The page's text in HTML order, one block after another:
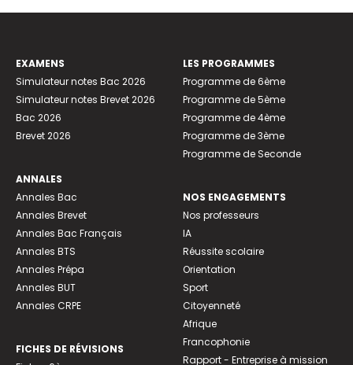
EXAMENS
Simulateur notes Bac 2026
Simulateur notes Brevet 2026
Bac 2026
Brevet 2026
ANNALES
Annales Bac
Annales Brevet
Annales Bac Français
Annales BTS
Annales Prépa
Annales BUT
Annales CRPE
FICHES DE RÉVISIONS
LES PROGRAMMES
Programme de 6ème
Programme de 5ème
Programme de 4ème
Programme de 3ème
Programme de Seconde
NOS ENGAGEMENTS
Nos professeurs
IA
Réussite scolaire
Orientation
Sport
Citoyenneté
Afrique
Francophonie
Rapport - Entreprise à mission